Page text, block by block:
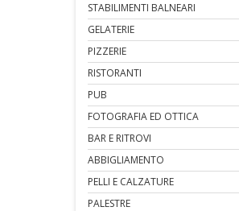
STABILIMENTI BALNEARI
GELATERIE
PIZZERIE
RISTORANTI
PUB
FOTOGRAFIA ED OTTICA
BAR E RITROVI
ABBIGLIAMENTO
PELLI E CALZATURE
PALESTRE